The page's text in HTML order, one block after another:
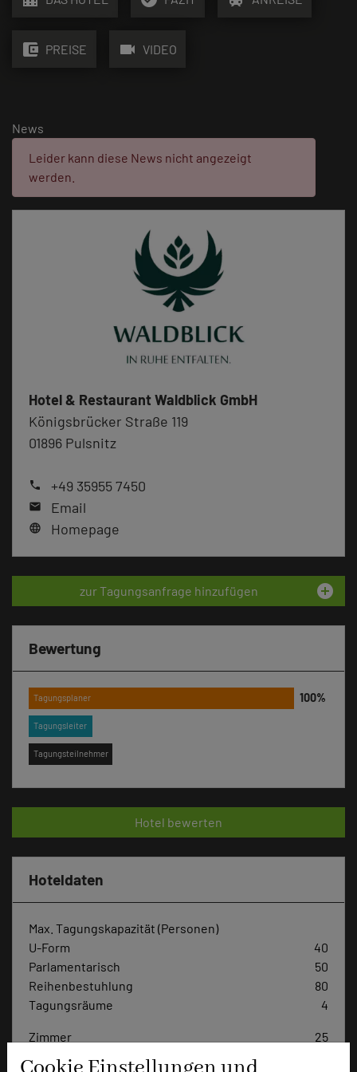
account_balance_wallet PREISE videocam VIDEO
News
Fehler:
Leider kann diese News nicht angezeigt
werden.
Hotel & Restaurant Waldblick GmbH
Königsbrücker Straße 119
01896 Pulsnitz
phone +49 35955 7450
mail Email
language Homepage
zur Tagungsanfrage hinzufügen add_circle
Bewertung
Tagungsplaner
Tagungsleiter
Tagungsteilnehmer
Hotel bewerten
Hoteldaten
Max. Tagungskapazität (Personen)
U-Form
40
Parlamentarisch
50
Reihenbestuhlung
80
Tagungsräume
4
Zimmer
25